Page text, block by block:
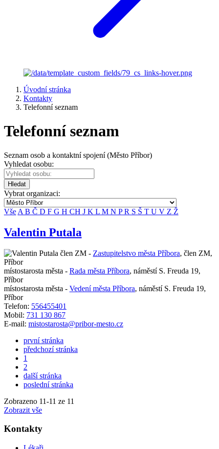
Úvodní stránka
Kontakty
Telefonní seznam
Telefonní seznam
Seznam osob a kontaktní spojení (Město Příbor)
Vyhledat osobu:
Hledat
Vybrat organizaci:
Vše A B Č D F G H CH J K L M N PR S Š T U V Z Ž
Valentin Putala
člen ZM - Zastupitelstvo města Příbora, člen ZM,
Příbor
místostarosta města - Rada města Příbora, náměstí S. Freuda 19,
Příbor
místostarosta města - Vedení města Příbora, náměstí S. Freuda 19,
Příbor
Telefon: 556455401
Mobil: 731 130 867
E-mail: mistostarosta@pribor-mesto.cz
první stránka
předchozí stránka
1
2
další stránka
poslední stránka
Zobrazeno 11-11 ze 11
Zobrazit vše
Kontakty